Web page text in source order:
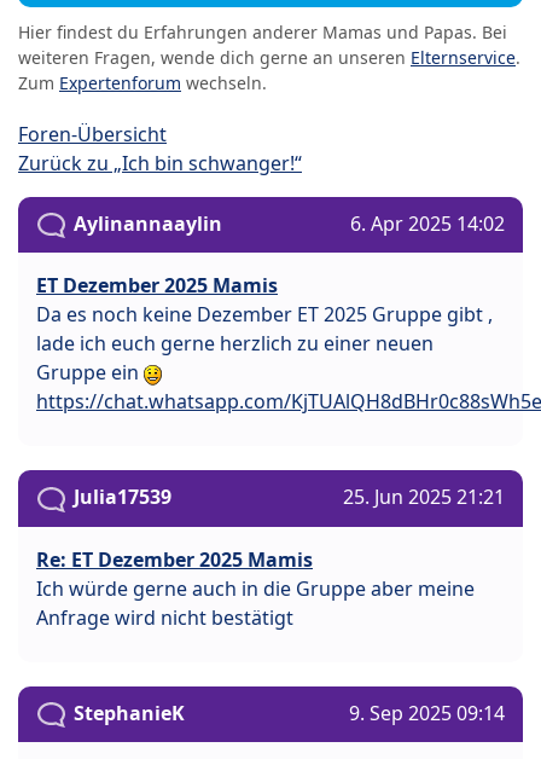
Hier findest du Erfahrungen anderer Mamas und Papas. Bei
weiteren Fragen, wende dich gerne an unseren Elternservice.
Zum Expertenforum wechseln.
Foren-Übersicht
Zurück zu „Ich bin schwanger!“
Aylinannaaylin 6. Apr 2025 14:02
ET Dezember 2025 Mamis
Da es noch keine Dezember ET 2025 Gruppe gibt ,
lade ich euch gerne herzlich zu einer neuen
Gruppe ein
https://chat.whatsapp.com/KjTUAlQH8dBHr0c88sWh5e
Julia17539 25. Jun 2025 21:21
Re: ET Dezember 2025 Mamis
Ich würde gerne auch in die Gruppe aber meine
Anfrage wird nicht bestätigt
StephanieK 9. Sep 2025 09:14